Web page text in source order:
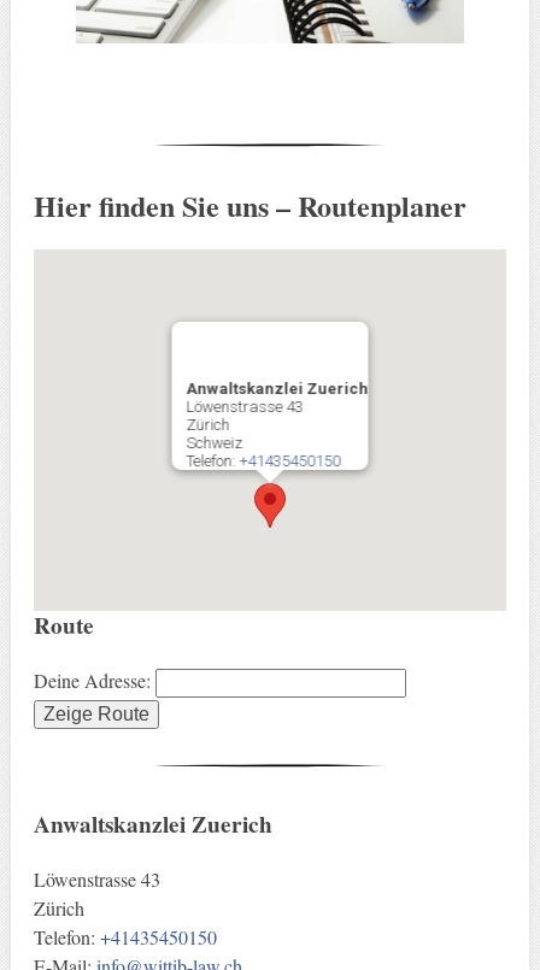
Hier finden Sie uns – Routenplaner
Anwaltskanzlei Zuerich
Löwenstrasse 43
Zürich
Schweiz
Telefon:+41435450150
Route
Deine Adresse:
Anwaltskanzlei Zuerich
Löwenstrasse 43
Zürich
Telefon: +41435450150